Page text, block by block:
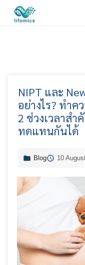
NIPT และ
อย่างไร? ทำค
2 ช่วงเวลาส
ทดแทนกันได้
Blog 10